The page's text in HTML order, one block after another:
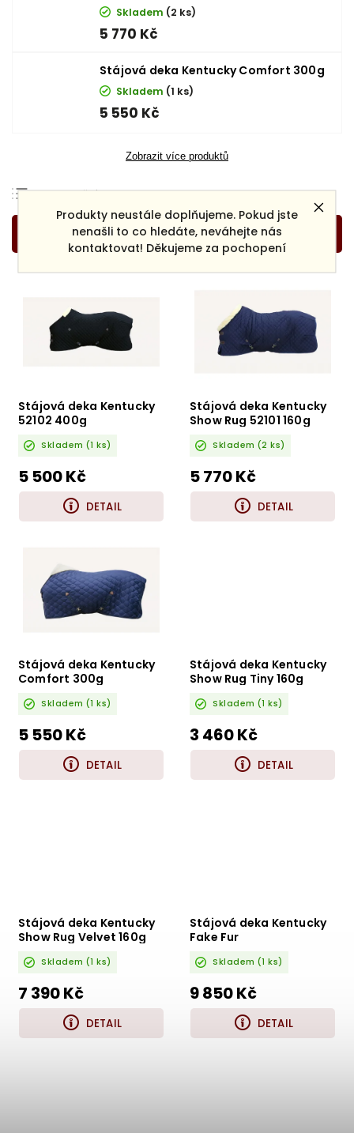
Produkty neustále doplňujeme. Pokud jste
nenašli to co hledáte, neváhejte nás
kontaktovat! Děkujeme za pochopení
Skladem (2 ks)
5 770 Kč
Stájová deka Kentucky Comfort 300g
Skladem (1 ks)
5 550 Kč
Zobrazit více produktů
Doporučujeme
Nejlevnější
Nejdražší
Nejprodávanější
Stájová deka Kentucky
52102 400g
Skladem (1 ks)
5 500 Kč
DETAIL
Stájová deka Kentucky
Show Rug 52101 160g
Skladem (2 ks)
5 770 Kč
DETAIL
Stájová deka Kentucky
Comfort 300g
Skladem (1 ks)
5 550 Kč
DETAIL
Stájová deka Kentucky
Show Rug Tiny 160g
Skladem (1 ks)
3 460 Kč
DETAIL
Stájová deka Kentucky
Show Rug Velvet 160g
Skladem (1 ks)
7 390 Kč
DETAIL
Stájová deka Kentucky
Fake Fur
Skladem (1 ks)
9 850 Kč
DETAIL